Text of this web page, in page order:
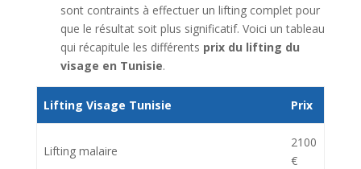
sont contraints à effectuer un lifting complet pour
que le résultat soit plus significatif. Voici un tableau
qui récapitule les différents prix du lifting du
visage en Tunisie.
Lifting Visage Tunisie Prix
Lifting malaire
2100
€